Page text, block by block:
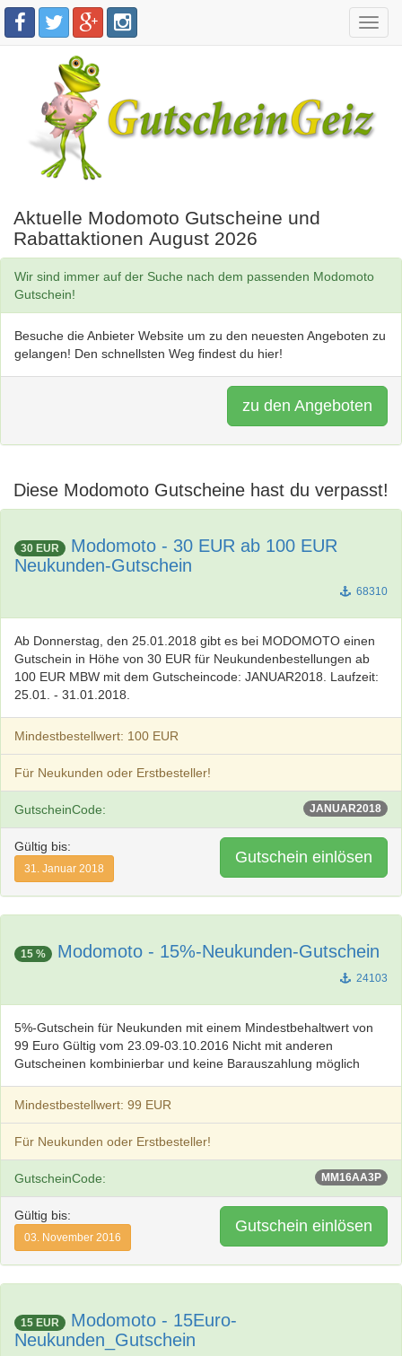
Aktuelle Modomoto Gutscheine und
Rabattaktionen August 2026
Wir sind immer auf der Suche nach dem passenden Modomoto
Gutschein!
Besuche die Anbieter Website um zu den neuesten Angeboten zu
gelangen! Den schnellsten Weg findest du hier!
zu den Angeboten
Diese Modomoto Gutscheine hast du verpasst!
30 EUR
Modomoto - 30 EUR ab 100 EUR
Neukunden-Gutschein
68310
Ab Donnerstag, den 25.01.2018 gibt es bei MODOMOTO einen
Gutschein in Höhe von 30 EUR für Neukundenbestellungen ab
100 EUR MBW mit dem Gutscheincode: JANUAR2018. Laufzeit:
25.01. - 31.01.2018.
Mindestbestellwert: 100 EUR
Für Neukunden oder Erstbesteller!
GutscheinCode: JANUAR2018
Gültig bis:
31. Januar 2018
Gutschein einlösen
15 % Modomoto - 15%-Neukunden-Gutschein
24103
5%-Gutschein für Neukunden mit einem Mindestbehaltwert von
99 Euro Gültig vom 23.09-03.10.2016 Nicht mit anderen
Gutscheinen kombinierbar und keine Barauszahlung möglich
Mindestbestellwert: 99 EUR
Für Neukunden oder Erstbesteller!
GutscheinCode: MM16AA3P
Gültig bis:
03. November 2016
Gutschein einlösen
15 EUR
Modomoto - 15Euro-
Neukunden_Gutschein